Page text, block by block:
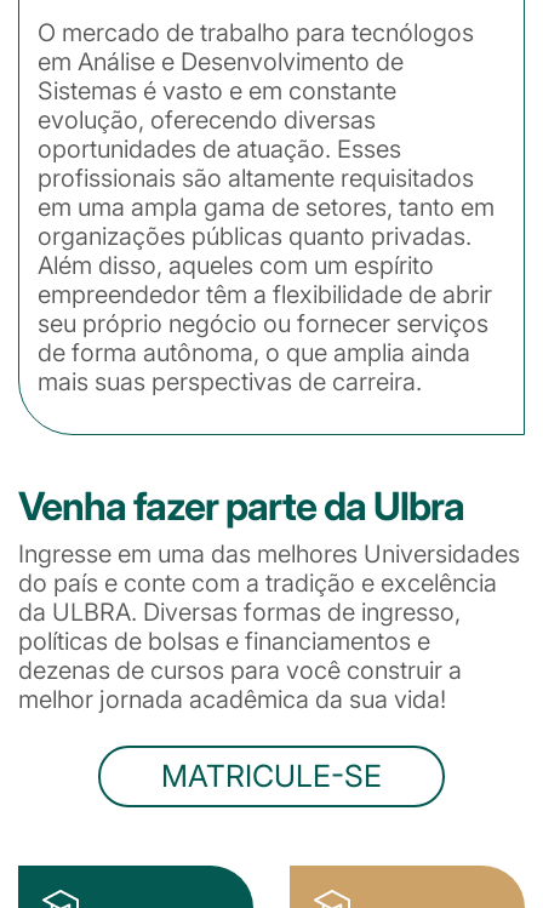
O mercado de trabalho para tecnólogos
em Análise e Desenvolvimento de
Sistemas é vasto e em constante
evolução, oferecendo diversas
oportunidades de atuação. Esses
profissionais são altamente requisitados
em uma ampla gama de setores, tanto em
organizações públicas quanto privadas.
Além disso, aqueles com um espírito
empreendedor têm a flexibilidade de abrir
seu próprio negócio ou fornecer serviços
de forma autônoma, o que amplia ainda
mais suas perspectivas de carreira.
Venha fazer parte da Ulbra
Ingresse em uma das melhores Universidades
do país e conte com a tradição e excelência
da ULBRA. Diversas formas de ingresso,
políticas de bolsas e financiamentos e
dezenas de cursos para você construir a
melhor jornada acadêmica da sua vida!
MATRICULE-SE